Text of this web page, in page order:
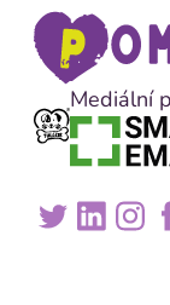
Mediální